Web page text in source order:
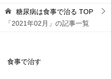
糖尿病は食事で治る TOP
「2021年02月」の記事一覧
食事で治す